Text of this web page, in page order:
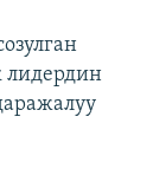
лидердин